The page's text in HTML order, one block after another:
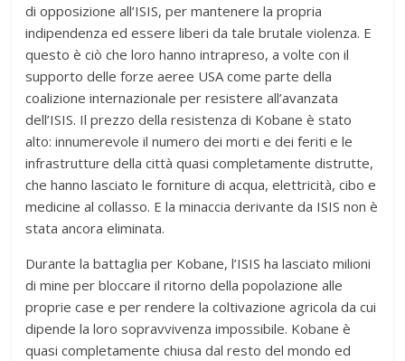
di opposizione all’ISIS, per mantenere la propria
indipendenza ed essere liberi da tale brutale violenza. E
questo è ciò che loro hanno intrapreso, a volte con il
supporto delle forze aeree USA come parte della
coalizione internazionale per resistere all’avanzata
dell’ISIS. Il prezzo della resistenza di Kobane è stato
alto: innumerevole il numero dei morti e dei feriti e le
infrastrutture della città quasi completamente distrutte,
che hanno lasciato le forniture di acqua, elettricità, cibo e
medicine al collasso. E la minaccia derivante da ISIS non è
stata ancora eliminata.
Durante la battaglia per Kobane, l’ISIS ha lasciato milioni
di mine per bloccare il ritorno della popolazione alle
proprie case e per rendere la coltivazione agricola da cui
dipende la loro sopravvivenza impossibile. Kobane è
quasi completamente chiusa dal resto del mondo ed